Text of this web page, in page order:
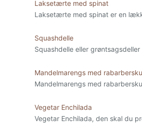
Laksetærte med spinat
Laksetærte med spinat er en
Squashdelle
Squashdelle eller
Mandelmarengs med
Mandelmarengs med
Vegetar Enchilada
Vegetar Enchilada, den skal du